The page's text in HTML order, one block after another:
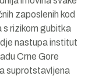
zaposlenih kod
s rizikom gubitka
nastupa institut
Crne Gore
suprotstavljena